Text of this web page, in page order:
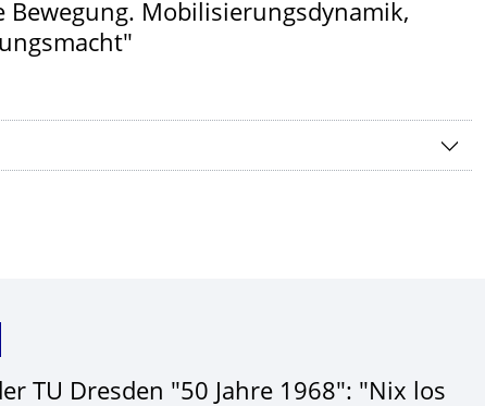
Bewegung. Mobilisierungsdynamik,
TU Dresden "50 Jahre 1968": "Nix los